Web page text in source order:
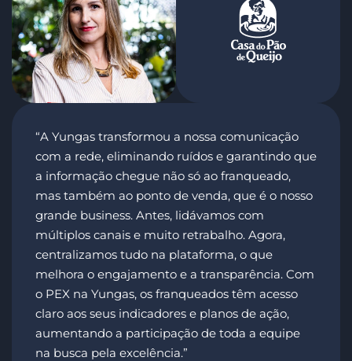
“A Yungas transformou a nossa comunicação
com a rede, eliminando ruídos e garantindo que
a informação chegue não só ao franqueado,
mas também ao ponto de venda, que é o nosso
grande business. Antes, lidávamos com
múltiplos canais e muito retrabalho. Agora,
centralizamos tudo na plataforma, o que
melhora o engajamento e a transparência. Com
o PEX na Yungas, os franqueados têm acesso
claro aos seus indicadores e planos de ação,
aumentando a participação de toda a equipe
na busca pela excelência.”